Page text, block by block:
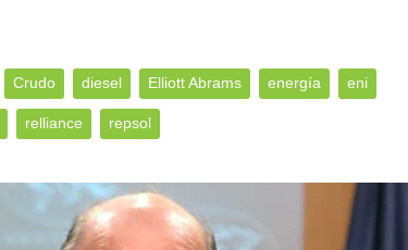
Crudo diesel Elliott Abrams energía eni
relliance repsol